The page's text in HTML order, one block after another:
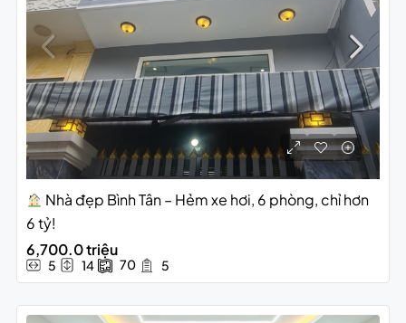
Nhà đẹp Bình Tân – Hẻm xe hơi, 6 phòng, chỉ hơn
6 tỷ!
6,700.0 triệu
5 14 70 5